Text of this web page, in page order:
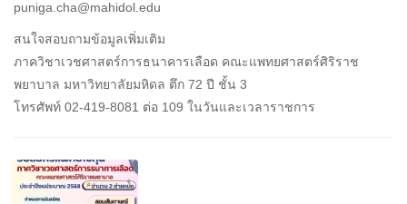
puniga.cha@mahidol.edu
สนใจสอบถามข้อมูลเพิ่มเติม
ภาควิชาเวชศาสตร์การธนาคารเลือด คณะแพทยศาสตร์ศิริราช
พยาบาล มหาวิทยาลัยมหิดล ตึก 72 ปี ชั้น 3
โทรศัพท์ 02-419-8081 ต่อ 109 ในวันและเวลาราชการ